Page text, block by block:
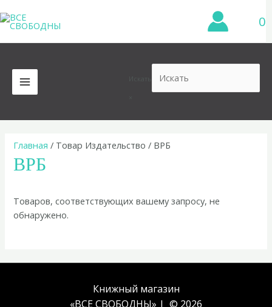
к
содержимому
0
MAIN
MENU
Главная / Товар Издательство / ВРБ
ВРБ
Товаров, соответствующих вашему запросу, не
обнаружено.
Книжный магазин
«ВСЕ СВОБОДНЫ» | © 2026